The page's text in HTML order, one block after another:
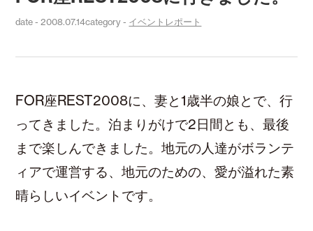
date - 2008.07.14category - イベントレポート
FOR座REST2008に、妻と1歳半の娘とで、行
ってきました。泊まりがけで2日間とも、最後
まで楽しんできました。地元の人達がボランテ
ィアで運営する、地元のための、愛が溢れた素
晴らしいイベントです。